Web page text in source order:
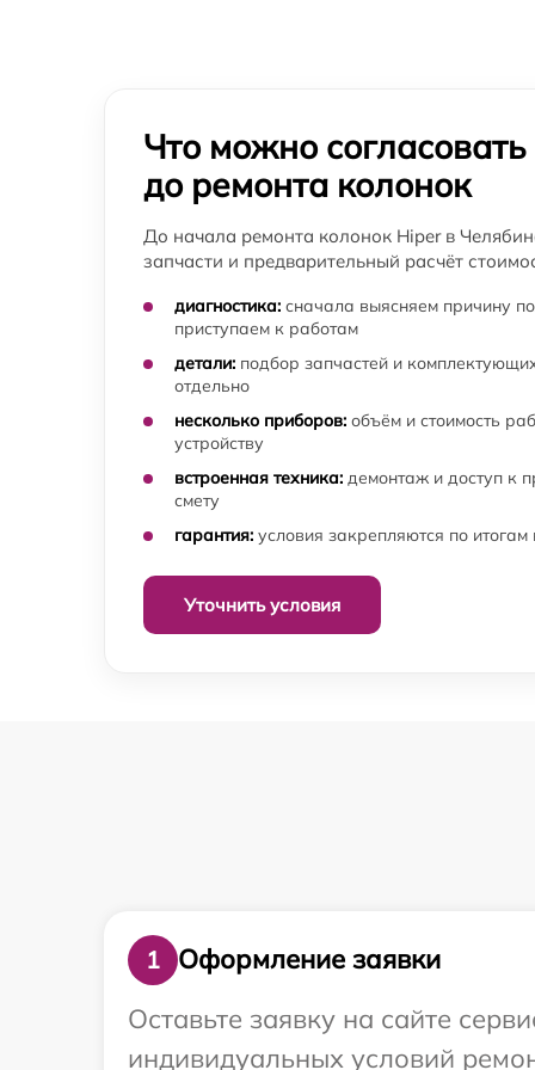
Ремонт микрофона (в колонках с функцией
Что можно согласовать
до ремонта колонок
До начала ремонта колонок Hiper в
запчасти и предварительный расчёт
диагностика: сначала выясняем причину
приступаем к работам
детали: подбор запчастей и
отдельно
несколько приборов: объём и стоимость
устройству
встроенная техника: демонтаж и доступ к
смету
гарантия: условия закрепляются по
Уточнить условия
1
Оформление заявки
Оставьте заявку на сайте
индивидуальных условий